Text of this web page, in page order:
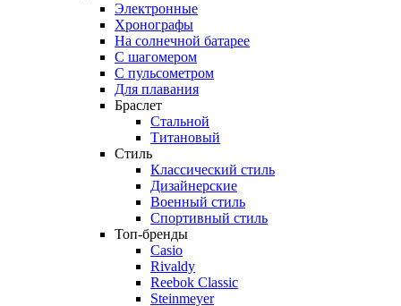
Электронные
Хронографы
На солнечной батарее
С шагомером
С пульсометром
Для плавания
Браслет
Стальной
Титановый
Стиль
Классический стиль
Дизайнерские
Военный стиль
Спортивный стиль
Топ-бренды
Casio
Rivaldy
Reebok Classic
Steinmeyer